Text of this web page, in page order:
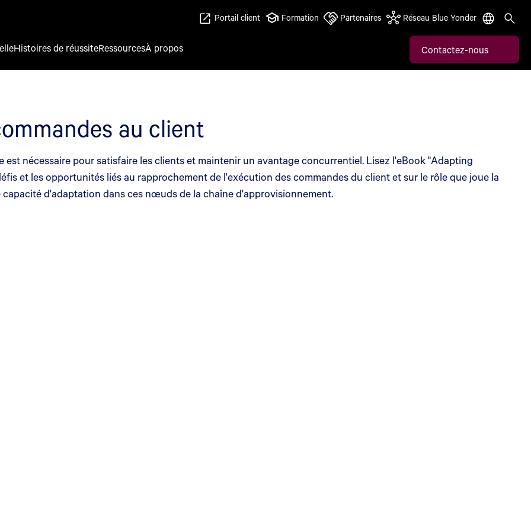
Portail client Formation Partenaires Réseau Blue Yonder
Histoires de réussiteRessourcesÀ propos Contactez-nous
au client
nécessaire pour satisfaire les clients et maintenir un avantage concurrentiel. Lisez l'eBook "Adapting
et les opportunités liés au rapprochement de l'exécution des commandes du client et sur le rôle que joue la
d'adaptation dans ces nœuds de la chaîne d'approvisionnement.